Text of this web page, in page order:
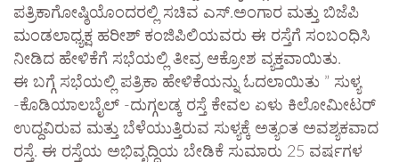
ಪತ್ರಿಕಾಗೋಷ್ಠಿಯೊಂದರಲ್ಲಿ ಸಚಿವ ಎಸ್.ಅಂಗಾರ ಮತ್ತು ಬಿಜೆಪಿ
ಮಂಡಲಾಧ್ಯಕ್ಷ ಹರೀಶ್ ಕಂಜಿಪಿಲಿಯವರು ಈ ರಸ್ತೆಗೆ ಸಂಬಂಧಿಸಿ
ನೀಡಿದ ಹೇಳಿಕೆಗೆ ಸಭೆಯಲ್ಲಿ ತೀವ್ರ ಆಕ್ರೋಶ ವ್ಯಕ್ತವಾಯಿತು.
ಈ ಬಗ್ಗೆ ಸಭೆಯಲ್ಲಿ ಪತ್ರಿಕಾ ಹೇಳಿಕೆಯನ್ನು ಓದಲಾಯಿತು ” ಸುಳ್ಯ
-ಕೊಡಿಯಾಲಬೈಲ್ -ದುಗ್ಗಲಡ್ಕ ರಸ್ತೆ ಕೇವಲ ಏಳು ಕಿಲೋಮೀಟರ್
ಉದ್ದವಿರುವ ಮತ್ತು ಬೆಳೆಯುತ್ತಿರುವ ಸುಳ್ಯಕ್ಕೆ ಅತ್ಯಂತ ಅವಶ್ಯಕವಾದ
ರಸ್ತೆ. ಈ ರಸ್ತೆಯ ಅಭಿವೃದ್ಧಿಯ ಬೇಡಿಕೆ ಸುಮಾರು 25 ವರ್ಷಗಳ